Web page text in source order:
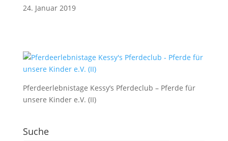
24. Januar 2019
Pferdeerlebnistage Kessy’s Pferdeclub – Pferde für
unsere Kinder e.V. (II)
Suche